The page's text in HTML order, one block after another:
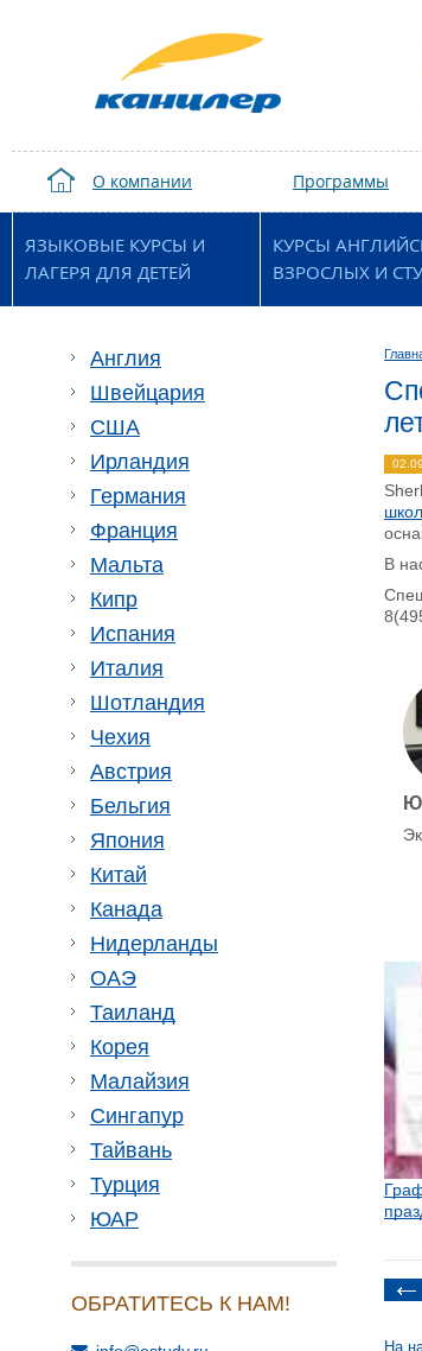
О компании Программы
ЯЗЫКОВЫЕ КУРСЫ И
ЛАГЕРЯ ДЛЯ ДЕТЕЙ
КУРСЫ
ВЗРОСЛЫХ И
Англия
Швейцария
США
Ирландия
Германия
Франция
Мальта
Кипр
Испания
Италия
Шотландия
Чехия
Австрия
Бельгия
Япония
Китай
Канада
Нидерланды
ОАЭ
Таиланд
Корея
Малайзия
Сингапур
Тайвань
Турция
ЮАР
ОБРАТИТЕСЬ К НАМ!
В
На